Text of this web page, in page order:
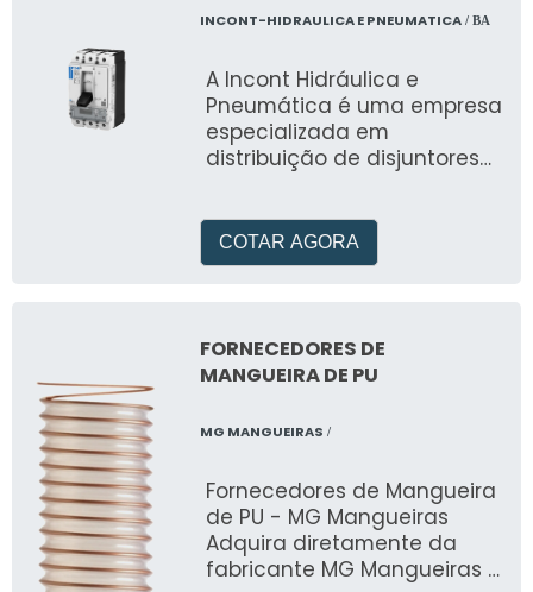
INCONT-HIDRAULICA E PNEUMATICA/ BA
A Incont Hidráulica e
Pneumática é uma empresa
especializada em
distribuição de disjuntores
COTAR AGORA
FORNECEDORES DE
MANGUEIRA DE PU
MG MANGUEIRAS /
Fornecedores de Mangueira
de PU - MG Mangueiras
Adquira diretamente da
fabricante MG Mangueiras -